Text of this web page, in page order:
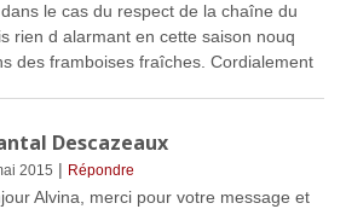
le cas du respect de la chaîne du
rien d alarmant en cette saison nouq
des framboises fraîches. Cordialement
Descazeaux
2015 | Répondre
Alvina, merci pour votre message et